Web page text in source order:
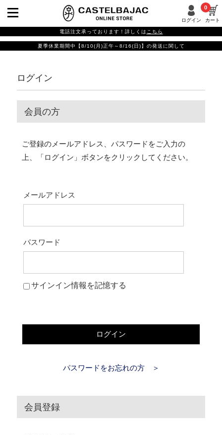
ログイン カート
0
電話注文承っております！詳しくは こちら
夏季休業期間中【8/10(月)正午～8/16(日)】の発送に関して
ログイン
会員の方
ご登録のメールアドレス、パスワードをご入力の
上、「ログイン」ボタンをクリックしてください。
メールアドレス
パスワード
サインイン情報を記憶する
ログイン
パスワードをお忘れの方 ＞
会員登録